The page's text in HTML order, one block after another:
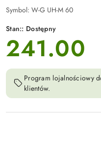
Symbol: W-G UH-M 60
Stan:: Dostępny
cena:
241.00
Program lojalnościowy
klientów.